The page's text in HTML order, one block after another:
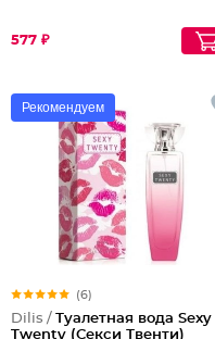
577 ₽
Рекомендуем
(6)
Dilis / Туалетная вода Sexy
Twenty (Секси Твенти)